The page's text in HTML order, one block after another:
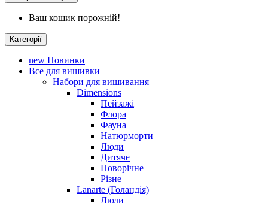
Ваш кошик порожній!
Категорії
new Новинки
Все для вишивки
Набори для вишивання
Dimensions
Пейзажі
Флора
Фауна
Натюрморти
Люди
Дитяче
Новорічне
Різне
Lanarte (Голандія)
Люди